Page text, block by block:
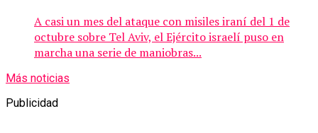
A casi un mes del ataque con misiles iraní del 1 de
octubre sobre Tel Aviv, el Ejército israelí puso en
marcha una serie de maniobras...
Más noticias
Publicidad